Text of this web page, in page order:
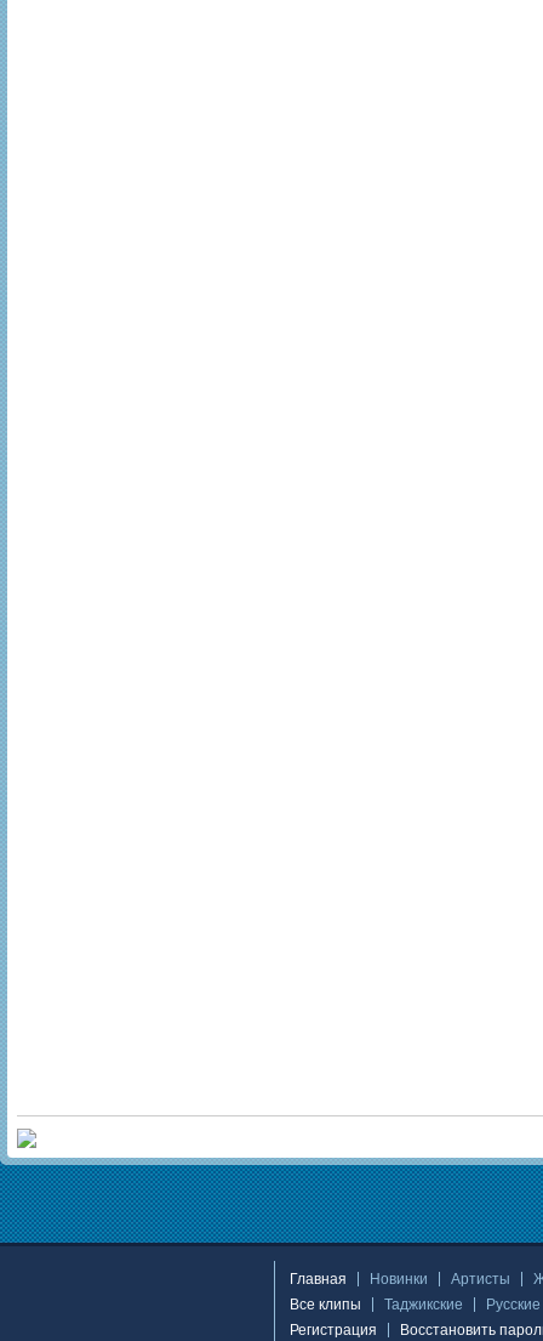
Главная Новинки Артисты
Все клипы
Таджикские
Русские
Регистрация
Восстановить